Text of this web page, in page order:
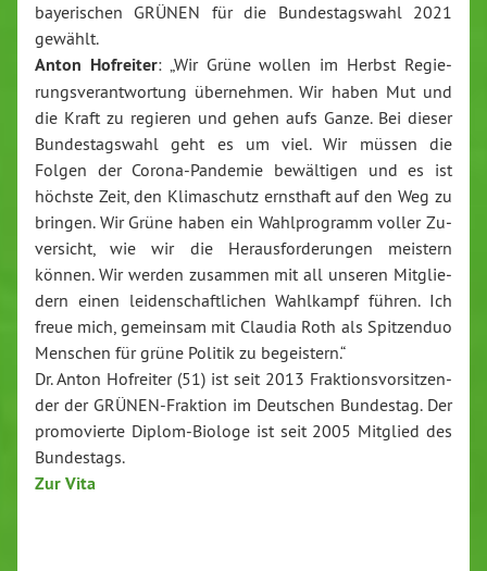
baye­ri­schen GRÜNEN für die Bun­des­tags­wahl 2021
gewählt.
Anton Hofreiter: „Wir Grüne wollen im Herbst Re­gie­
rungs­ver­ant­wor­tung über­neh­men. Wir haben Mut und
die Kraft zu regieren und gehen aufs Ganze. Bei dieser
Bun­des­tags­wahl geht es um viel. Wir müssen die
Folgen der Co­ro­na-Pan­de­mie be­wäl­ti­gen und es ist
höchste Zeit, den Kli­ma­schutz ernsthaft auf den Weg zu
bringen. Wir Grüne haben ein Wahl­pro­gramm voller Zu­
ver­sicht, wie wir die Her­aus­for­de­run­gen meistern
können. Wir werden zusammen mit all unseren Mit­glie­
dern einen lei­den­schaft­li­chen Wahlkampf führen. Ich
freue mich, gemeinsam mit Claudia Roth als Spit­zen­duo
Menschen für grüne Politik zu be­geis­tern.“
Dr. Anton Hofreiter (51) ist seit 2013 Frak­ti­ons­vor­sit­zen­
der der GRÜ­NEN-Frak­ti­on im Deutschen Bundestag. Der
pro­mo­vier­te Di­plom-Bio­lo­ge ist seit 2005 Mitglied des
Bun­des­tags.
Zur Vita